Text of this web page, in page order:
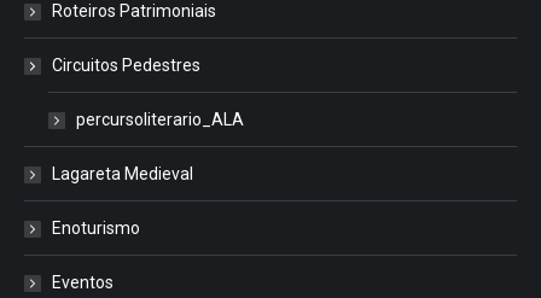
Roteiros Patrimoniais
Circuitos Pedestres
percursoliterario_ALA
Lagareta Medieval
Enoturismo
Eventos